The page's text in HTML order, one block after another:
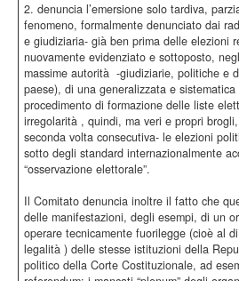
2. denuncia l’emersione solo tardiva,
fenomeno, formalmente denunciato dai
e giudiziaria- già ben prima delle elezioni
nuovamente evidenziato e sottoposto,
massime autorità -giudiziarie, politiche e
paese), di una generalizzata e
procedimento di formazione delle liste
irregolarità , quindi, ma veri e propri
seconda volta consecutiva- le elezioni
sotto degli standard internazionalmente
“osservazione elettorale”.
Il Comitato denuncia inoltre il fatto che
delle manifestazioni, degli esempi, di un
operare tecnicamente fuorilegge (cioè al
legalità ) delle stesse istituzioni della
politico della Corte Costituzionale, ad